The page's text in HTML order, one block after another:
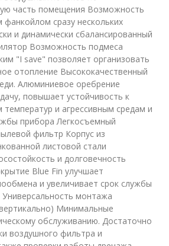
часть помещения Возможность
сразу нескольких
и динамически сбалансированный
Возможность подмеса
"I save" позволяет организовать
отопление Высококачественный
Алюминиевое оребрение
повышает устойчивость к
температур и агрессивным средам и
прибора Легкосъемный
фильтр Корпус из
листовой стали
и долговечность
Blue Fin улучшает
и увеличивает срок службы
монтажа
Минимальные
обслуживанию. Достаточно
воздушного фильтра и